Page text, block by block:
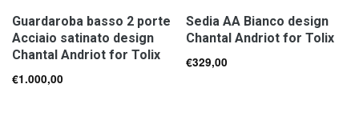
Guardaroba basso 2 porte
Acciaio satinato design
Chantal Andriot for Tolix
€1.000,00
Sedia AA Bianco design
Chantal Andriot for Tolix
€329,00